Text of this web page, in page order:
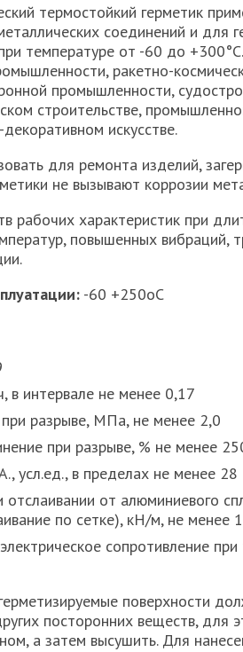
термостойкий герметик
соединений и для
температуре от -60 до
ракетно-
промышленности,
строительстве,
искусстве.
для ремонта изделий,
не вызывают коррозии
рабочих характеристик при
повышенных вибраций,
-60 +250оС
в интервале не менее 0,17
разрыве, МПа, не менее 2,0
при разрыве, % не менее
усл.ед., в пределах не менее 28
отслаивании от алюминиевого
по сетке), кН/м, не менее
сопротивление
поверхности
посторонних веществ, для
а затем высушить. Для